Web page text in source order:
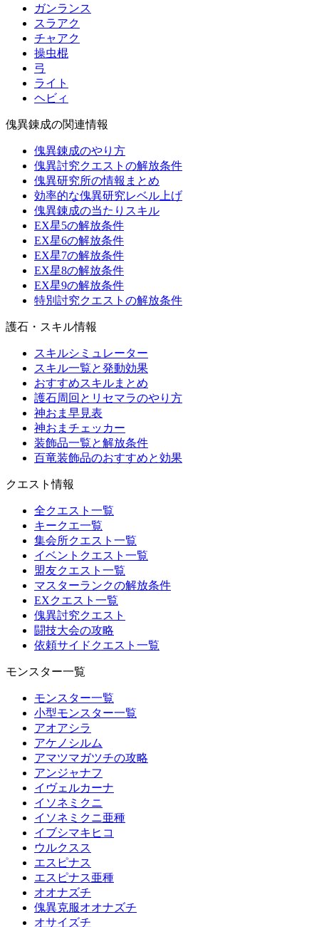
ガンランス
スラアク
チャアク
操虫棍
弓
ライト
ヘビィ
傀異錬成の関連情報
傀異錬成のやり方
傀異討究クエストの解放条件
傀異研究所の情報まとめ
効率的な傀異研究レベル上げ
傀異錬成の当たりスキル
EX星5の解放条件
EX星6の解放条件
EX星7の解放条件
EX星8の解放条件
EX星9の解放条件
特別討究クエストの解放条件
護石・スキル情報
スキルシミュレーター
スキル一覧と発動効果
おすすめスキルまとめ
護石周回とリセマラのやり方
神おま早見表
神おまチェッカー
装飾品一覧と解放条件
百竜装飾品のおすすめと効果
クエスト情報
全クエスト一覧
キークエ一覧
集会所クエスト一覧
イベントクエスト一覧
盟友クエスト一覧
マスターランクの解放条件
EXクエスト一覧
傀異討究クエスト
闘技大会の攻略
依頼サイドクエスト一覧
モンスター一覧
モンスター一覧
小型モンスター一覧
アオアシラ
アケノシルム
アマツマガツチの攻略
アンジャナフ
イヴェルカーナ
イソネミクニ
イソネミクニ亜種
イブシマキヒコ
ウルクスス
エスピナス
エスピナス亜種
オオナズチ
傀異克服オオナズチ
オサイズチ